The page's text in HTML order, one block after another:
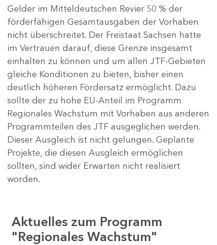
Gelder im Mitteldeutschen Revier 50 % der
förderfähigen Gesamtausgaben der Vorhaben
nicht überschreitet. Der Freistaat Sachsen hatte
im Vertrauen darauf, diese Grenze insgesamt
einhalten zu können und um allen JTF-Gebieten
gleiche Konditionen zu bieten, bisher einen
deutlich höheren Fördersatz ermöglicht. Dazu
sollte der zu hohe EU-Anteil im Programm
Regionales Wachstum mit Vorhaben aus anderen
Programmteilen des JTF ausgeglichen werden.
Dieser Ausgleich ist nicht gelungen. Geplante
Projekte, die diesen Ausgleich ermöglichen
sollten, sind wider Erwarten nicht realisiert
worden.
Aktuelles zum Programm
"Regionales Wachstum"